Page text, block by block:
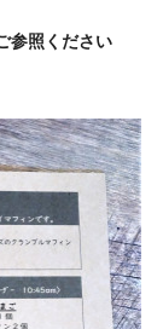
参照ください